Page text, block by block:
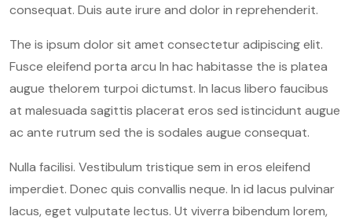
consequat. Duis aute irure and dolor in reprehenderit.
The is ipsum dolor sit amet consectetur adipiscing elit.
Fusce eleifend porta arcu In hac habitasse the is platea
augue thelorem turpoi dictumst. In lacus libero faucibus
at malesuada sagittis placerat eros sed istincidunt augue
ac ante rutrum sed the is sodales augue consequat.
Nulla facilisi. Vestibulum tristique sem in eros eleifend
imperdiet. Donec quis convallis neque. In id lacus pulvinar
lacus, eget vulputate lectus. Ut viverra bibendum lorem,